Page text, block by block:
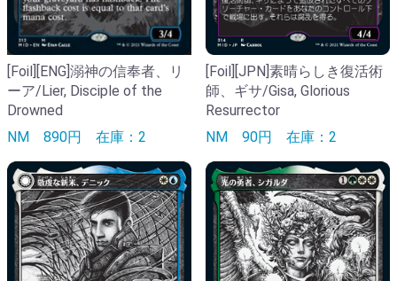
[Foil][ENG]溺神の信奉者、リ
ーア/Lier, Disciple of the
Drowned
NM 890円 在庫：2
[Foil][JPN]素晴らしき復活術
師、ギサ/Gisa, Glorious
Resurrector
NM 90円 在庫：2